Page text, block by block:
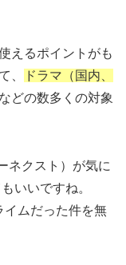
えるポイントがも
、
ドラマ（国内、
などの数多くの対象
ネクスト）が気に
いいですね。
イムだった件を無